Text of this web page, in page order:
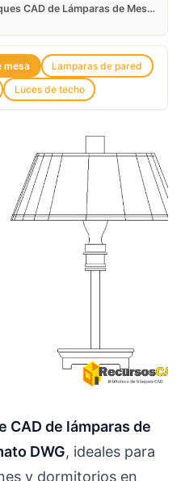
Descarga Gratis Bloques CAD de Lámparas de Mesa en DWG
mesa
Lamparas de pared
Luces de techo
CAD de lámparas de
DWG, ideales para
y dormitorios en